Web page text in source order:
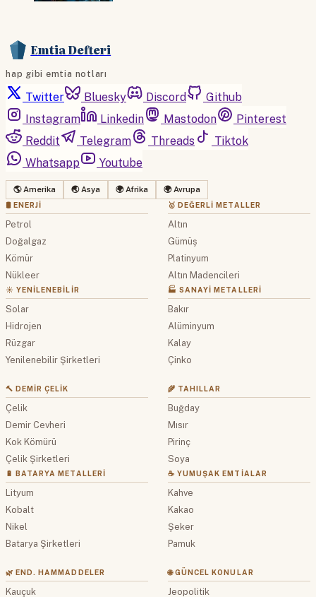
Emtia Defteri
hap gibi emtia notları
Twitter Bluesky Discord
Github
Instagram
Linkedin Mastodon
Pinterest
Reddit
Telegram Threads
Tiktok
Whatsapp
Youtube
🌎 Amerika 🌏 Asya 🌍 Afrika 🌍 Avrupa
🛢 ENERJI
Petrol
Doğalgaz
Kömür
Nükleer
☀️ YENILENEBILIR
Solar
Hidrojen
Rüzgar
Yenilenebilir Şirketleri
🥇 DEĞERLI METALLER
Altın
Gümüş
Platinyum
Altın Madencileri
🏭 SANAYI METALLERI
Bakır
Alüminyum
Kalay
Çinko
🔨 DEMIR ÇELIK
Çelik
Demir Cevheri
Kok Kömürü
Çelik Şirketleri
🔋 BATARYA METALLERI
Lityum
Kobalt
Nikel
Batarya Şirketleri
🌾 TAHILLAR
Buğday
Mısır
Pirinç
Soya
☕ YUMUŞAK EMTIALAR
Kahve
Kakao
Şeker
Pamuk
🌿 END. HAMMADDELER
Kauçuk
🌐 GÜNCEL KONULAR
Jeopolitik